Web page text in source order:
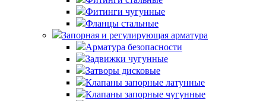
Фитинги чугунные
Фланцы стальные
Запорная и регулирующая арматура
Арматура безопасности
Задвижки чугунные
Затворы дисковые
Клапаны запорные латунные
Клапаны запорные чугунные